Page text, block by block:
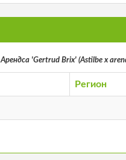
'Gertrud Brix' (Astilbe x
Регион